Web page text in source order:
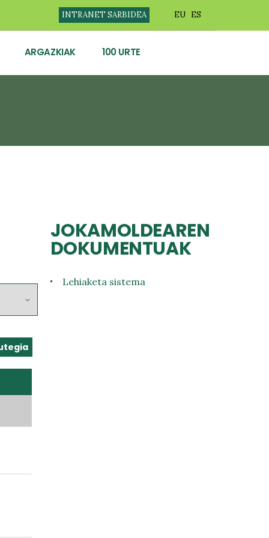
INTRANET SARBIDEA EU ES
ARGAZKIAK 100 URTE
JOKAMOLDEAREN
DOKUMENTUAK
Lehiaketa sistema